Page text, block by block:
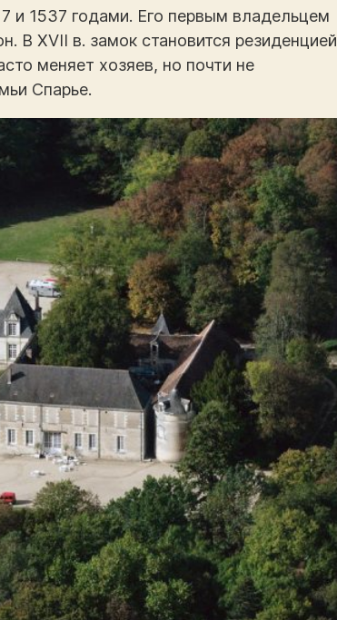
и 1537 годами. Его первым владельцем
В XVII в. замок становится резиденцией
меняет хозяев, но почти не
Спарье.